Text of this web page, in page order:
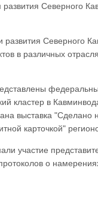
Северного
Северного
в различных
кластер в
выставка "Сделано
карточкой"
участие
о